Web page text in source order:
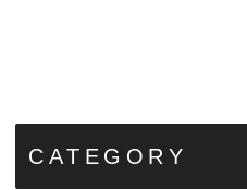
CATEGORY